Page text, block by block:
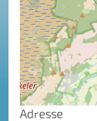
Adresse